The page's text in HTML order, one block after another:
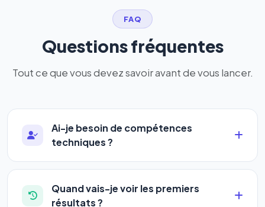
FAQ
Questions fréquentes
Tout ce que vous devez savoir avant de vous lancer.
Ai-je besoin de compétences
techniques ?
Absolument pas. Notre logiciel a été conçu pour
être accessible àtous les profils: artisans,
commerçants, auto-entrepreneurs, PME ou
Quand vais-je voir les premiers
résultats ?